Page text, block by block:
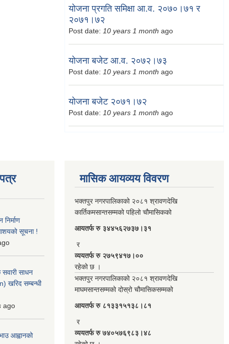
योजना प्रगति समिक्षा आ.व. २०७०।७१ र
२०७१।७२
Post date: 10 years 1 month ago
योजना बजेट आ.व. २०७२।७३
Post date: 10 years 1 month ago
योजना बजेट २०७१।७२
Post date: 10 years 1 month ago
सूचना !
साधन
खरिद सम्बन्धी
ago
आह्वानको
मासिक आयव्यय विवरण
भक्तपुर नगरपालिकाको २०८१ श्रावणदेखि
कार्तिकमसान्तसम्मको पहिलो चौमासिकको
आयतर्फ रु‌ ३४४५६२७३७।३१
र
व्ययतर्फ रु २७५९४१७।००
रहेको छ ।
भक्तपुर नगरपालिकाको २०८१ श्रावणदेखि
माघमसान्तसम्मको दोस्रो चौमासिकसम्मको
आयतर्फ रु‌ ८१३३१५१३८।८१
र
व्ययतर्फ रु ७४०५७६९८३।४८